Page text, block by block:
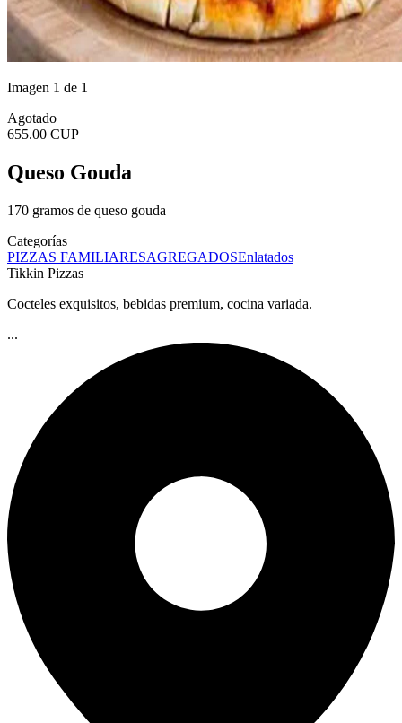
Imagen 1 de 1
Agotado
655.00 CUP
Queso Gouda
170 gramos de queso gouda
Categorías
PIZZAS FAMILIARESAGREGADOSEnlatados
Tikkin Pizzas
Cocteles exquisitos, bebidas premium, cocina variada.
...